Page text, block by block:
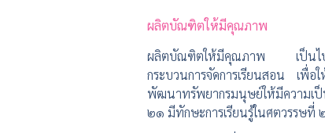
ผลิตบัณฑิตให้มีคุณภาพ
ผลิตบัณฑิตให้มีคุณภาพ เป็นไปต
กระบวนการจัดการเรียนสอน เพื่
พัฒนาทรัพยากรมนุษย์ให้มีความเ
๒๑ มีทักษะการเรียนรู้ในศตวรรษ